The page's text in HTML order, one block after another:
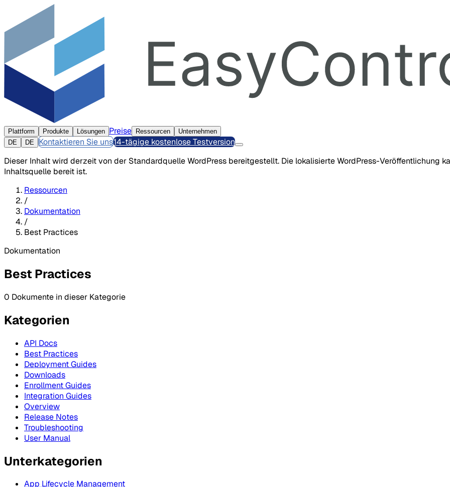
Plattform Produkte Lösungen Preise Ressourcen
Unternehmen
DE
DE Kontaktieren Sie uns14-tägige kostenlose Testversion
Dieser Inhalt wird derzeit von der Standardquelle WordPress bereitgestellt. Die lokalisierte WordPress-Veröffentlichung
Inhaltsquelle bereit ist.
Ressourcen
/
Dokumentation
/
Best Practices
Dokumentation
Best Practices
0 Dokumente in dieser Kategorie
Kategorien
API Docs
Best Practices
Deployment Guides
Downloads
Enrollment Guides
Integration Guides
Overview
Release Notes
Troubleshooting
User Manual
Unterkategorien
App Lifecycle Management